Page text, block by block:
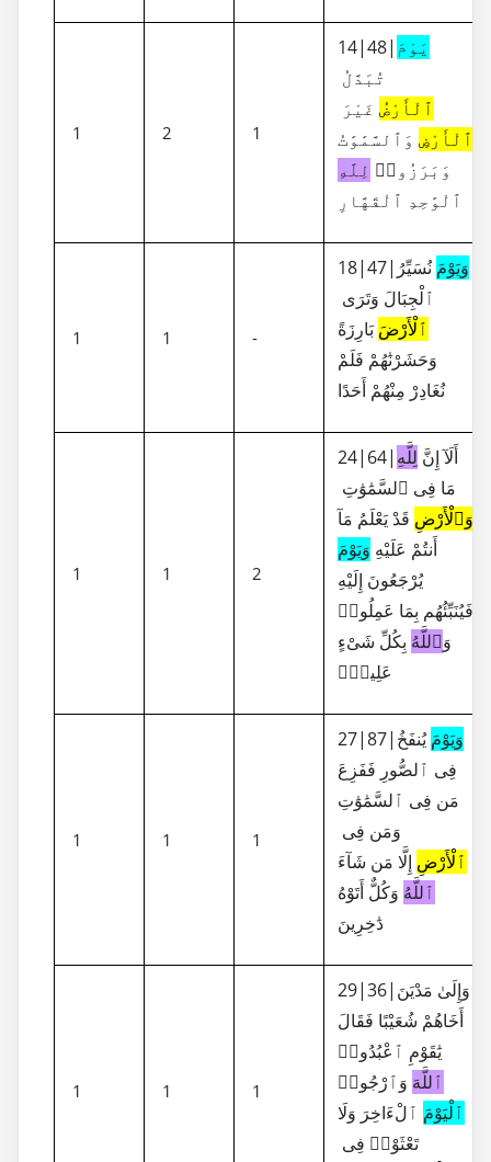
1 2 1
14|48| يَوْمَ
تُبَدَّلُ
ٱلْأَرْضُ غَيْرَ
ٱلْأَرْضِ وَٱلسَّمَٰوَٰتُ
وَبَرَزُوا۟ لِلَّهِ
ٱلْوَٰحِدِ ٱلْقَهَّارِ
1 1 -
18|47| وَيَوْمَنُسَيِّرُ
ٱلْجِبَالَ وَتَرَى
ٱلْأَرْضَبَارِزَةً
وَحَشَرْنَٰهُمْ فَلَمْ
نُغَادِرْ مِنْهُمْ أَحَدًا
1 1 2
24|64|أَلَآ إِنَّ لِلَّهِ
مَا فِى ٱلسَّمَٰوَٰتِ
وَٱلْأَرْضِ قَدْ يَعْلَمُ مَآ
أَنتُمْ عَلَيْهِ وَيَوْمَ
يُرْجَعُونَ إِلَيْهِ
فَيُنَبِّئُهُم بِمَا عَمِلُوا۟
وَٱللَّهُ بِكُلِّ شَىْءٍ
عَلِيمٌۢ
1 1 1
27|87| وَيَوْمَيُنفَخُ
فِى ٱلصُّورِ فَفَزِعَ
مَن فِى ٱلسَّمَٰوَٰتِ
وَمَن فِى
ٱلْأَرْضِ إِلَّا مَن شَآءَ
ٱللَّهُ وَكُلٌّ أَتَوْهُ
دَٰخِرِينَ
1 1 1
29|36|وَإِلَىٰ مَدْيَنَ
أَخَاهُمْ شُعَيْبًا فَقَالَ
يَٰقَوْمِ ٱعْبُدُوا۟
ٱللَّهَ وَٱرْجُوا۟
ٱلْيَوْمَ ٱلْءَاخِرَ وَلَا
تَعْثَوْا۟ فِى